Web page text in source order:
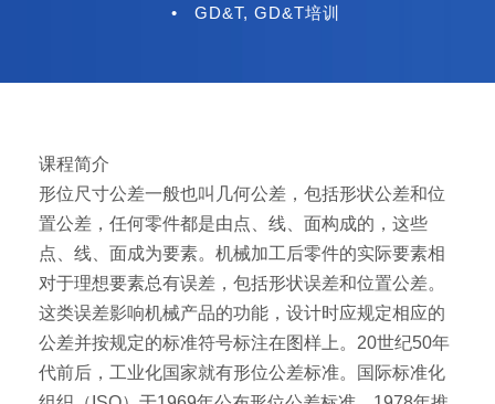
•
GD&T, GD&T培训
课程简介
形位尺寸公差一般也叫几何公差，包括形状公差和位
置公差，任何零件都是由点、线、面构成的，这些
点、线、面成为要素。机械加工后零件的实际要素相
对于理想要素总有误差，包括形状误差和位置公差。
这类误差影响机械产品的功能，设计时应规定相应的
公差并按规定的标准符号标注在图样上。20世纪50年
代前后，工业化国家就有形位公差标准。国际标准化